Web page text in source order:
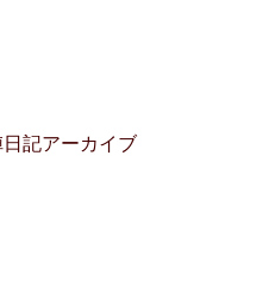
記アーカイブ